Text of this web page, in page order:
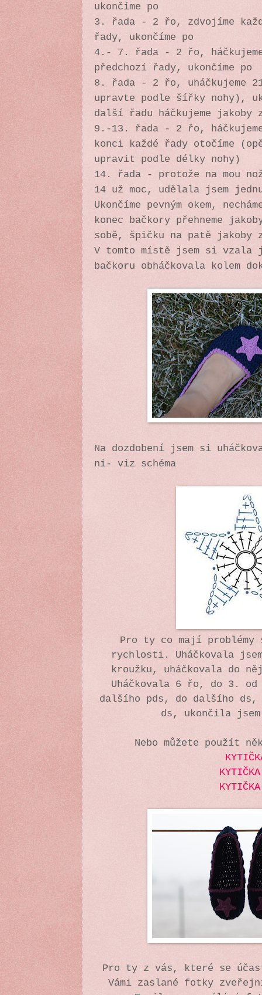
ukončíme po
3. řada - 2 řo, zdvojíme
řady, ukončíme po
4.- 7. řada - 2 řo,
předchozí řady, ukončíme po
8. řada - 2 řo, uháčkujeme
upravte podle šířky nohy),
další řadu háčkujeme jakoby
9.-13. řada - 2 řo,
konci každé řady otočíme
upravit podle délky nohy)
14. řada - protože na mou
14 už moc, udělala jsem
Ukončíme pevným okem,
konec bačkory přehneme
sobě, špičku na patě jakoby
V tomto místě jsem si vzala
bačkoru obháčkovala kolem
Na dozdobení jsem si
ni- viz schéma
Pro ty co mají problémy
rychlosti. Uháčkovala
kroužku, uháčkovala do
Uháčkovala 6 řo, do 3.
dalšího pds, do dalšího ds,
ds, ukončila
Nebo můžete použít
Pro ty z vás, které se
Vámi zaslané fotky